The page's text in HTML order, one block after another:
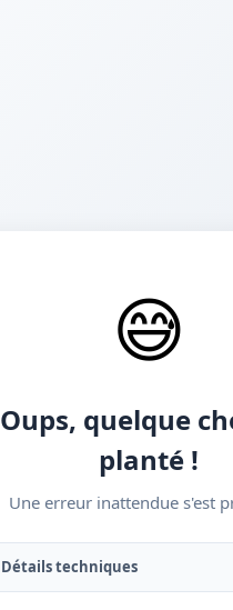
😅
Oups, quelque
planté !
Une erreur inattendue s'est
Détails techniques